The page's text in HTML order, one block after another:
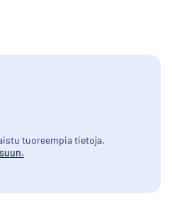
tuoreempia tietoja.